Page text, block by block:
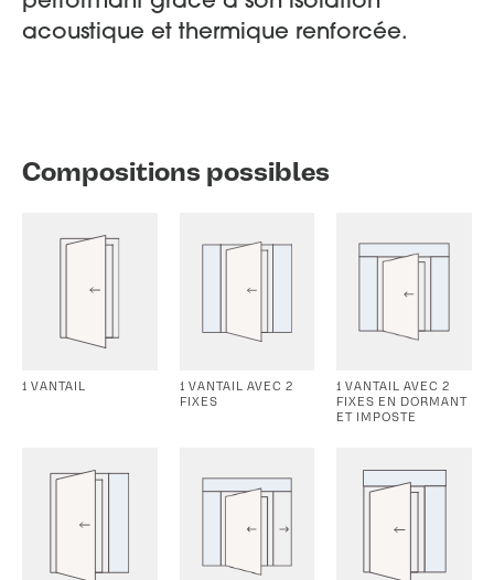
acoustique et thermique renforcée.
Compositions possibles
1 VANTAIL
1 VANTAIL AVEC 2
FIXES
1 VANTAIL AVEC 2
FIXES EN DORMANT
ET IMPOSTE